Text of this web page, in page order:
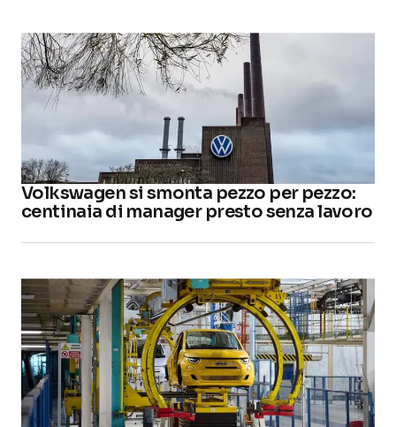
Volkswagen si smonta pezzo per pezzo:
centinaia di manager presto senza lavoro